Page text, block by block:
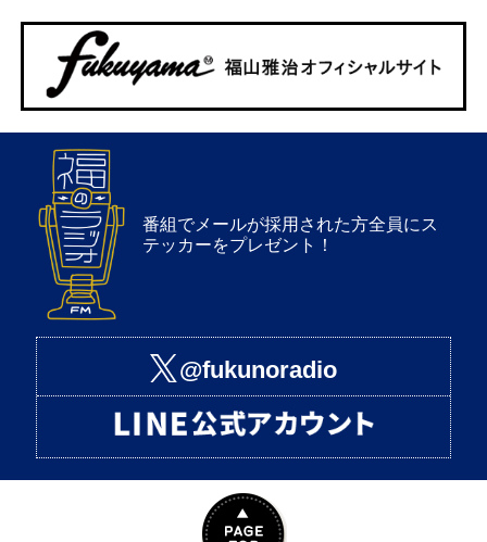
番組でメールが採用された方全員にス
テッカーをプレゼント！
@fukunoradio